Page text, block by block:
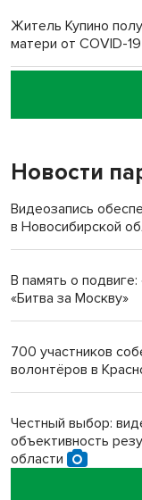
Житель Купино
матери от COVID-19
Новосибирский
пенсионерки на
«Мы живём на
терроризируют
Инвалид получил
Новосибирский
Обновлённое
Новости
Видеозапись
в Новосибирской
В память о
«Битва за Москву»
700 участников
волонтёров в
Честный выбор:
объективность
области